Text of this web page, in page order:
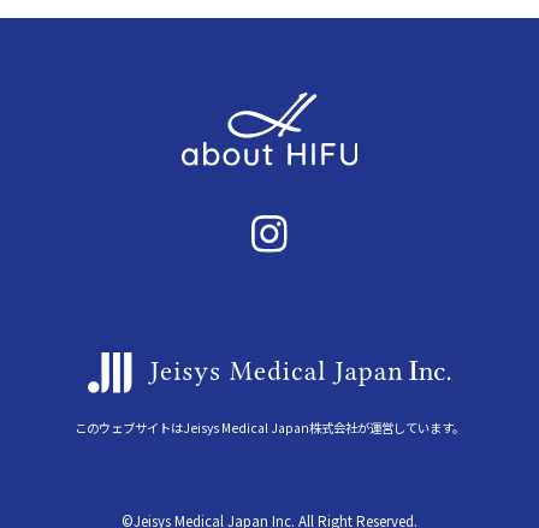
このウェブサイトはJeisys Medical Japan株式会社が運営しています。
©Jeisys Medical Japan Inc. All Right Reserved.